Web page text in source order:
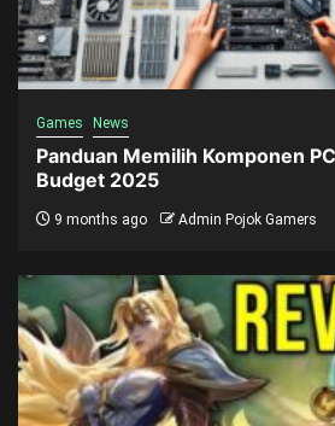
Games News
Panduan Memilih Komponen
Budget 2025
9 months ago Admin Pojok Gamers